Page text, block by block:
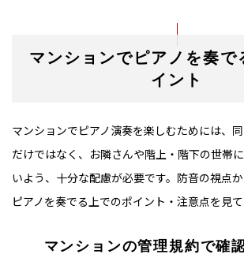
マンションでピアノを奏で
イント
マンションでピアノ演奏を楽しむためには、
だけではなく、お隣さんや階上・階下の世帯
いよう、十分な配慮が必要です。防音の視点
ピアノを奏でる上でのポイント・注意点を見て
マンションの管理規約で確